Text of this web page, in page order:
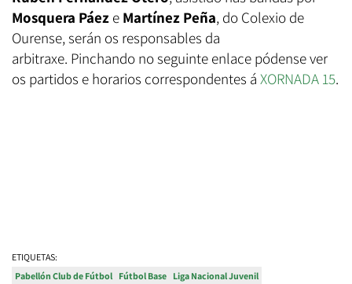
Mosquera Páez e Martínez Peña, do Colexio de
Ourense, serán os responsables da
arbitraxe. Pinchando no seguinte enlace pódense ver
os partidos e horarios correspondentes á XORNADA 15.
ETIQUETAS:
Pabellón Club de Fútbol Fútbol Base Liga Nacional Juvenil